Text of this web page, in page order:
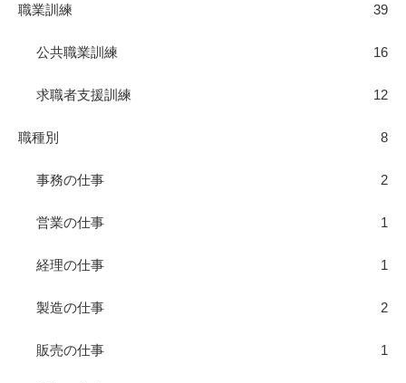
職業訓練 39
公共職業訓練 16
求職者支援訓練 12
職種別 8
事務の仕事 2
営業の仕事 1
経理の仕事 1
製造の仕事 2
販売の仕事 1